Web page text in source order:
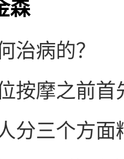
森
治病的？
按摩之前
分三个方